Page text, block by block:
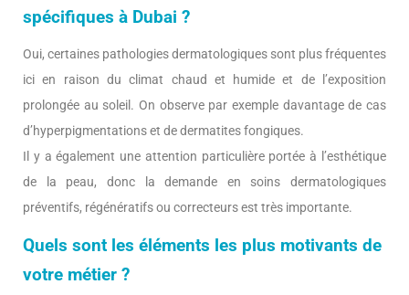
spécifiques à Dubai ?
Oui, certaines pathologies dermatologiques sont plus fréquentes
ici en raison du climat chaud et humide et de l’exposition
prolongée au soleil. On observe par exemple davantage de cas
d’hyperpigmentations et de dermatites fongiques.
Il y a également une attention particulière portée à l’esthétique
de la peau, donc la demande en soins dermatologiques
préventifs, régénératifs ou correcteurs est très importante.
Quels sont les éléments les plus motivants de
votre métier ?